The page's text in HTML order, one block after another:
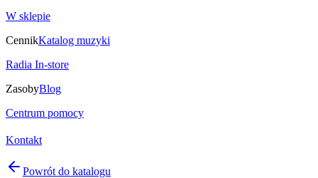
W sklepie
CennikKatalog muzyki
Radia In-store
ZasobyBlog
Centrum pomocy
Kontakt
Powrót do katalogu